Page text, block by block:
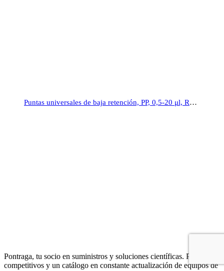
Puntas universales de baja retención, PP, 0,5-20 μl, Ratiolab®
Pontraga, tu socio en suministros y soluciones científicas. Precios
competitivos y un catálogo en constante actualización de equipos de